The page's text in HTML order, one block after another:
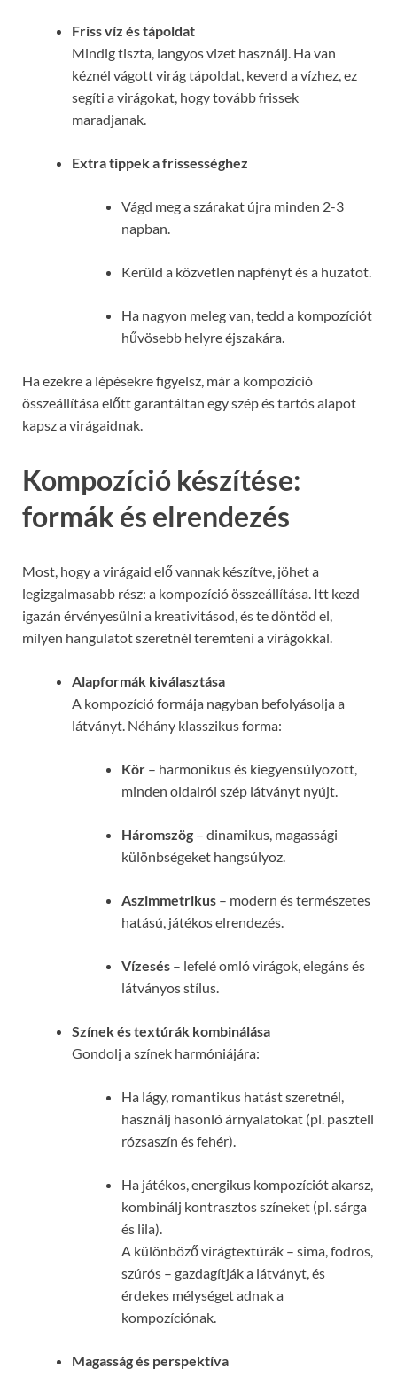
Friss víz és tápoldat
Mindig tiszta, langyos vizet használj. Ha van
kéznél vágott virág tápoldat, keverd a vízhez, ez
segíti a virágokat, hogy tovább frissek
maradjanak.
Extra tippek a frissességhez
Vágd meg a szárakat újra minden 2-3
napban.
Kerüld a közvetlen napfényt és a huzatot.
Ha nagyon meleg van, tedd a kompozíciót
hűvösebb helyre éjszakára.
Ha ezekre a lépésekre figyelsz, már a kompozíció
összeállítása előtt garantáltan egy szép és tartós alapot
kapsz a virágaidnak.
Kompozíció készítése:
formák és elrendezés
Most, hogy a virágaid elő vannak készítve, jöhet a
legizgalmasabb rész: a kompozíció összeállítása. Itt kezd
igazán érvényesülni a kreativitásod, és te döntöd el,
milyen hangulatot szeretnél teremteni a virágokkal.
Alapformák kiválasztása
A kompozíció formája nagyban befolyásolja a
látványt. Néhány klasszikus forma:
Kör – harmonikus és kiegyensúlyozott,
minden oldalról szép látványt nyújt.
Háromszög – dinamikus, magassági
különbségeket hangsúlyoz.
Aszimmetrikus – modern és természetes
hatású, játékos elrendezés.
Vízesés – lefelé omló virágok, elegáns és
látványos stílus.
Színek és textúrák kombinálása
Gondolj a színek harmóniájára:
Ha lágy, romantikus hatást szeretnél,
használj hasonló árnyalatokat (pl. pasztell
rózsaszín és fehér).
Ha játékos, energikus kompozíciót akarsz,
kombinálj kontrasztos színeket (pl. sárga
és lila).
A különböző virágtextúrák – sima, fodros,
szúrós – gazdagítják a látványt, és
érdekes mélységet adnak a
kompozíciónak.
Magasság és perspektíva